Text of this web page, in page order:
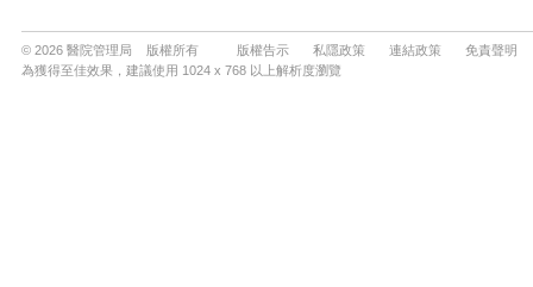
© 2026 醫院管理局 版權所有 版權告示 私隱政策 連結政策
免責聲明
為獲得至佳效果，建議使用 1024 x 768 以上解析度瀏覽